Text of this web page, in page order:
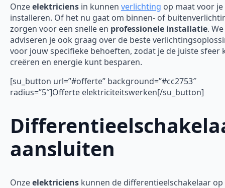
Onzeelektriciens in kunnen verlichting op maat voor je
installeren. Of het nu gaat om binnen- of
zorgen voor een snelle en professionele installatie. We
adviseren je ook graag over de beste
voor jouw specifieke behoeften, zodat je de juiste sfeer
creëren en energie kunt besparen.
[su_button url=”#offerte” background=”#cc2753″
radius=”5″]Offerte elektriciteitswerken[/su_button]
aansluiten
Onzeelektriciens kunnen de differentieelschakelaar op